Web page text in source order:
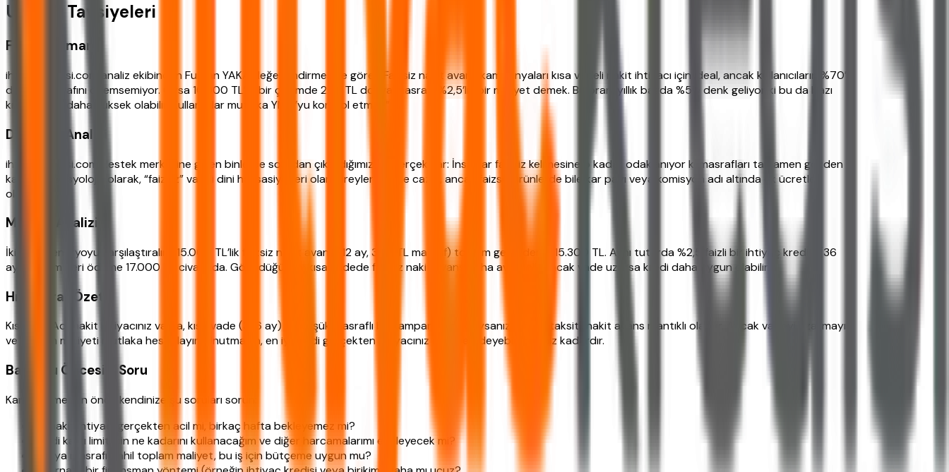
Uzman Tavsiyeleri
Finans Uzmanı
ihtiyackredisi.com analiz ekibinden Furkan YAKA değerlendirmesine göre: “Faizsiz nakit avans kampanyaları kısa vadeli nakit ihtiyacı için ideal, ancak kullanıcıların %70’i
dosya masrafını önemsemiyor. Oysa 10.000 TL’lik bir çekimde 250 TL dosya masrafı, %2,5’lik bir maliyet demek. Bu oran, yıllık bazda %5’e denk geliyor ki bu da bazı
kredilerden daha yüksek olabilir. Kullanıcılar mutlaka YMO’yu kontrol etmeli.”
Davranış Analizi
ihtiyackredisi.com destek merkezine gelen binlerce sorudan çıkardığımız bir gerçek var: İnsanlar faizsiz kelimesine o kadar odaklanıyor ki masrafları tamamen gözden
kaçırıyor. Sosyolojik olarak, “faizsiz” vaadi dini hassasiyetleri olan bireyler için de cazip, ancak faizsiz ürünlerde bile kar payı veya komisyon adı altında ek ücretler
olabiliyor.
Maliyet Analizi
İki farklı senaryoyu karşılaştıralım: 15.000 TL’lik faizsiz nakit avans (12 ay, 300 TL masraf) toplam geri ödeme 15.300 TL. Aynı tutarda %2,5 faizli bir ihtiyaç kredisi (36
ay) toplam geri ödeme 17.000 TL civarında. Görüldüğü gibi kısa vadede faizsiz nakit avans daha avantajlı, ancak vade uzarsa kredi daha uygun olabilir.
Hızlı Karar Özeti
Kısacası: Acil nakit ihtiyacınız varsa, kısa vade (3-6 ay) ve düşük masraflı bir kampanya bulduysanız, faizsiz taksitli nakit avans mantıklı olabilir. Ancak vadeyi uzatmayın
ve toplam maliyeti mutlaka hesaplayın. Unutmayın, en iyi kredi gerçekten ihtiyacınız olan ve ödeyebileceğiniz kadardır.
Başvuru Öncesi 7 Soru
Karar vermeden önce kendinize şu soruları sorun:
Bu nakit ihtiyacı gerçekten acil mi, birkaç hafta bekleyemez mi?
Kredi kartı limitimin ne kadarını kullanacağım ve diğer harcamalarımı etkileyecek mi?
Dosya masrafı dahil toplam maliyet, bu iş için bütçeme uygun mu?